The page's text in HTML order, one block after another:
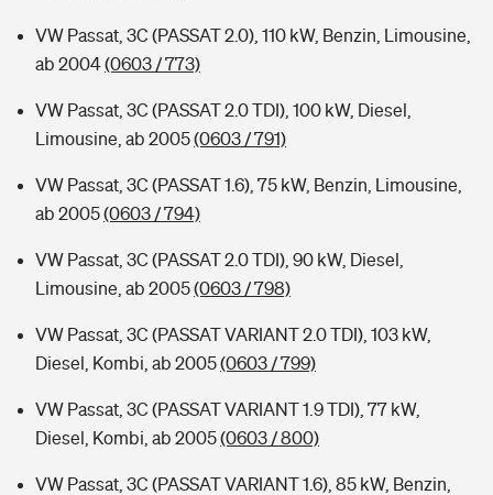
VW Passat, 3C (PASSAT 2.0), 110 kW, Benzin, Limousine,
ab 2004(0603 / 773)
VW Passat, 3C (PASSAT 2.0 TDI), 100 kW, Diesel,
Limousine, ab 2005(0603 / 791)
VW Passat, 3C (PASSAT 1.6), 75 kW, Benzin, Limousine,
ab 2005(0603 / 794)
VW Passat, 3C (PASSAT 2.0 TDI), 90 kW, Diesel,
Limousine, ab 2005(0603 / 798)
VW Passat, 3C (PASSAT VARIANT 2.0 TDI), 103 kW,
Diesel, Kombi, ab 2005(0603 / 799)
VW Passat, 3C (PASSAT VARIANT 1.9 TDI), 77 kW,
Diesel, Kombi, ab 2005(0603 / 800)
VW Passat, 3C (PASSAT VARIANT 1.6), 85 kW, Benzin,